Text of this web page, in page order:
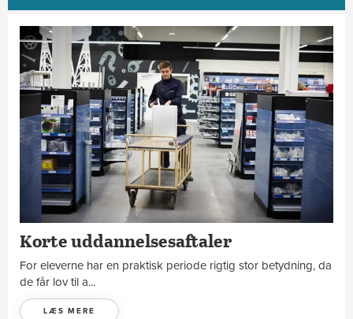
Korte uddannelsesaftaler
For eleverne har en praktisk periode rigtig stor betydning, da
de får lov til a...
LÆS MERE